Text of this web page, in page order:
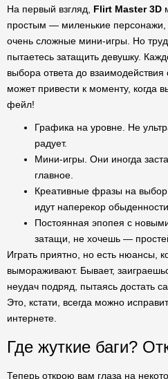
На первый взгляд, Flirt Master 3D
простым — миленькие
очень сложные мини-игры. Но
пытаетесь затащить девушку.
выбора ответа до
может привести к моменту, когда
фейл!
Графика на уровне. Не
радует.
Мини-игры. Они иногда
главное.
Креативные фразы на
идут наперекор обыденности.
Постоянная эпопея с
затащи, не хочешь —
Играть приятно, но есть нюансы,
вымораживают. Бывает,
неудач подряд, пытаясь достать
Это, кстати, всегда можно
интернете.
Где жуткие баги?
Теперь открою вам глаза на